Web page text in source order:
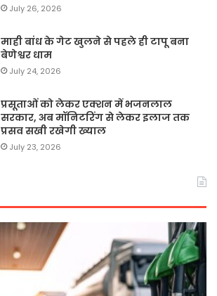
July 26, 2026
माही बांध के गेट खुलने से पहले ही टापू बना
बेणेश्वर धाम
July 24, 2026
प्रसूताओं को लेकर एक्शन में भजनलाल
सरकार, अब मॉनिटरिंग से लेकर इलाज तक
प्रसव सखी रखेगी ख्याल
July 23, 2026